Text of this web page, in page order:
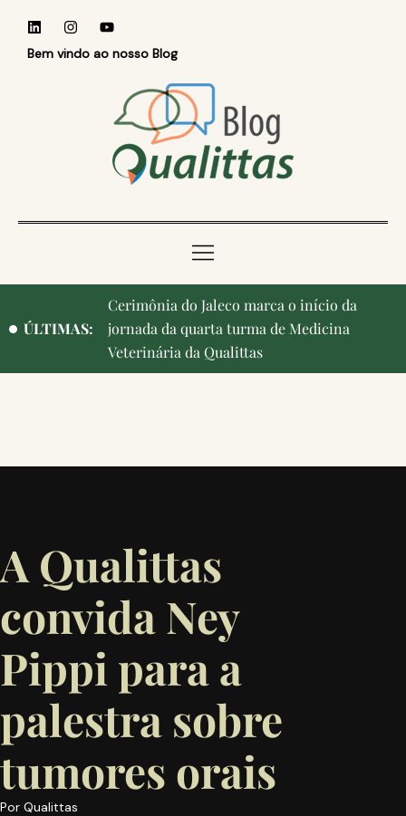
Bem vindo ao nosso Blog
ÚLTIMAS:
Cerimônia do Jaleco marca o início da
jornada da quarta turma de Medicina
Veterinária da Qualittas
Qualittas, Portas Abertas! e aniversário de
Campinas, cidade onde nasceu a instituição,
ganham destaque na imprensa
A Qualittas
convida Ney
Pippi para a
palestra sobre
tumores orais
Por Qualittas